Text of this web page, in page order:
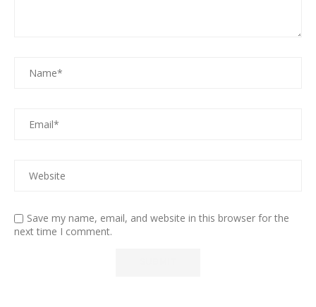
Save my name, email, and website in this browser for the
next time I comment.